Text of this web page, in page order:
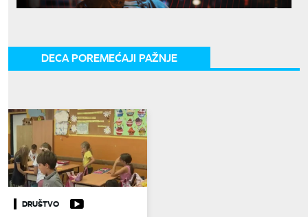
DECA POREMEĆAJI PAŽNJE
DRUŠTVO